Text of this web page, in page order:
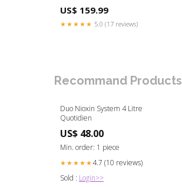
US$ 159.99
★★★★★ 5.0 (17 reviews)
Recommand Products
Duo Nioxin System 4 Litre
Quotidien
US$ 48.00
Min. order: 1 piece
★★★★★4.7 (10 reviews)
Sold : Login>>